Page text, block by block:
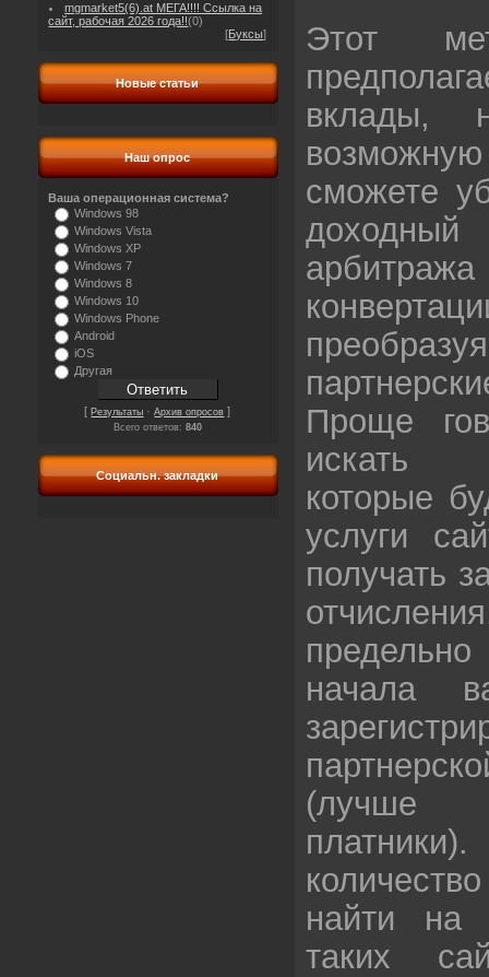
mgmarket5(6).at МЕГА!!!! Ссылка на
сайт, рабочая 2026 года!!(0)
[Буксы]
Новые статьи
Наш опрос
Ваша операционная система?
Windows 98
Windows Vista
Windows XP
Windows 7
Windows 8
Windows 10
Windows Phone
Android
iOS
Другая
[Результаты ·Архив опросов ]
Всего ответов: 840
Социальн. закладки
Этот
вклады,
сможете
Проще
искать
которые
услуги
получать
начала
(лучше
найти на
таких